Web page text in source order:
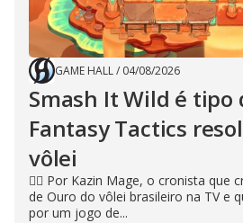
GAME HALL/ 04/08/2026
Smash It Wild é tipo
Fantasy Tactics
vôlei
🧙‍♂️ Por Kazin Mage, o cronista que
de Ouro do vôlei brasileiro na TV e
por um jogo de...